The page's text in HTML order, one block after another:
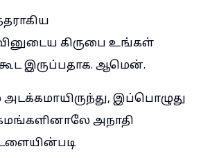
கிருபை உங்கள்
இருப்பதாக. ஆமென்.
இப்பொழுது
அநாதி